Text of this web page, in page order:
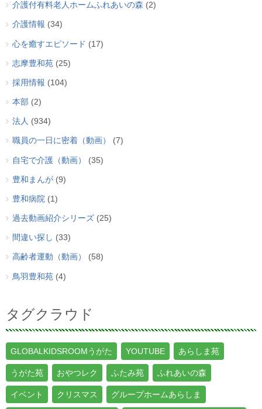
介護付有料老人ホームふれあいの森 (2)
介護情報 (34)
心を癒すエピソード (17)
志摩豊和苑 (25)
採用情報 (104)
本部 (2)
法人 (934)
職員の一日に密着（動画） (7)
自宅で介護（動画） (35)
豊和まんが (9)
豊和病院 (1)
過去動画紹介シリーズ (25)
間違い探し (33)
高齢者運動（動画） (58)
鳥羽豊和苑 (4)
タグクラウド
GLOBALKIDSROOMうがた YOUTUBE あらしま苑
うがた苑 おやつレク ふたみ苑 ふれあいの森
イベント クリスマス グループホームあらしま